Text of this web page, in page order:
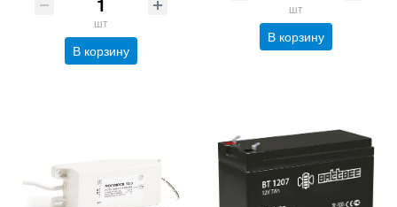
шт
В корзину
шт
В корзину